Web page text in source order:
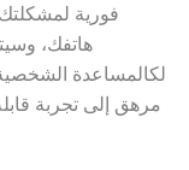
فورية
لكالمساعدة
مرهق إلى تجربة